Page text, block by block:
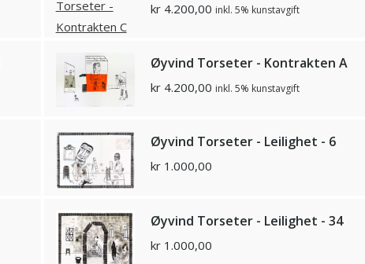
kr4.200,00 inkl. 5% kunstavgift
Øyvind Torseter - Kontrakten A
kr4.200,00 inkl. 5% kunstavgift
Øyvind Torseter - Leilighet - 6
kr1.000,00
Øyvind Torseter - Leilighet - 34
kr1.000,00